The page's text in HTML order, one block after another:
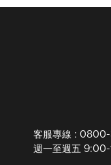
客服專線 :
週一至週五